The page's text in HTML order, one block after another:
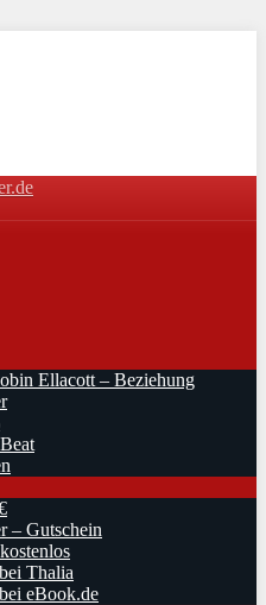
Ellacott – Beziehung
– Gutschein
Thalia
eBook.de